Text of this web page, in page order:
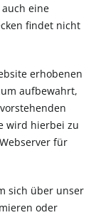
eine
findet nicht
erhobenen
aufbewahrt,
wird hierbei zu
für
sich über unser
oder